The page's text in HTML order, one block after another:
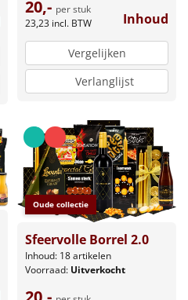
20,- per stuk
23,23 incl. BTW Inhoud
Vergelijken
Verlanglijst
Oude collectie
Sfeervolle Borrel 2.0
Inhoud: 18 artikelen
Voorraad: Uitverkocht